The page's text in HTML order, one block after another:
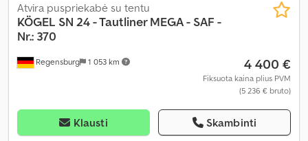
Regensburg 1 053 km
Atvira puspriekabė su tentu
KÖGEL SN 24 - Tautliner MEGA - SAF -
Nr.: 370
4 400 €
Fiksuota kaina plius PVM
(5 236 € bruto)
Klausti Skambinti